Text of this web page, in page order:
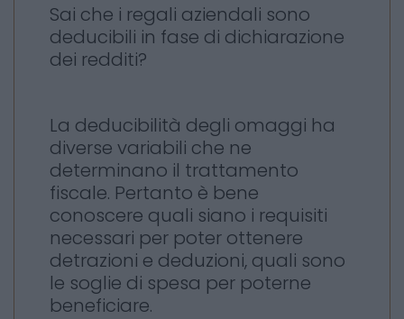
Sai che i regali aziendali sono
deducibili in fase di dichiarazione
dei redditi?
La deducibilità degli omaggi ha
diverse variabili che ne
determinano il trattamento
fiscale. Pertanto è bene
conoscere quali siano i requisiti
necessari per poter ottenere
detrazioni e deduzioni, quali sono
le soglie di spesa per poterne
beneficiare.